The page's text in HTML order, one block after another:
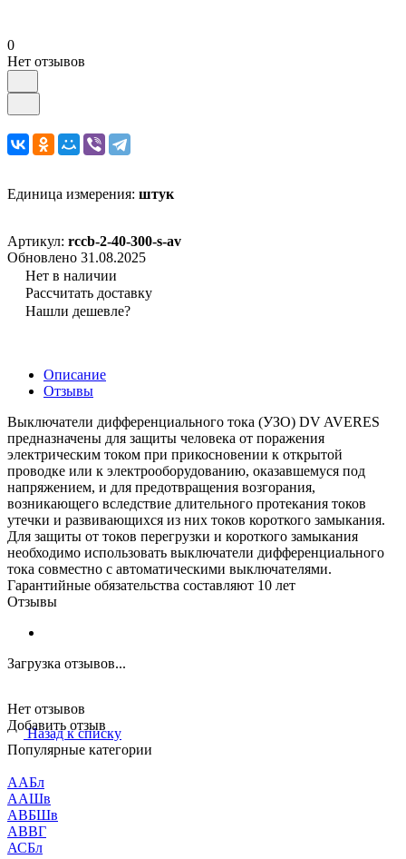
0
Нет отзывов
Единица измерения: штук
Артикул: rccb-2-40-300-s-av
Обновлено 31.08.2025
Нет в наличии
Рассчитать доставку
Нашли дешевле?
Описание
Отзывы
Выключатели дифференциального тока (УЗО) DV AVERES
предназначены для защиты человека от поражения
электрическим током при прикосновении к открытой
проводке или к электрооборудованию, оказавшемуся под
напряжением, и для предотвращения возгорания,
возникающего вследствие длительного протекания токов
утечки и развивающихся из них токов короткого замыкания.
Для защиты от токов перегрузки и короткого замыкания
необходимо использовать выключатели дифференциального
тока совместно с автоматическими выключателями.
Гарантийные обязательства составляют 10 лет
Отзывы
Загрузка отзывов...
Нет отзывов
Добавить отзыв
Назад к списку
Популярные категории
ААБл
ААШв
АВБШв
АВВГ
АСБл